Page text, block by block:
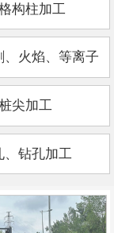
构柱加工
、火焰、等离子
尖加工
、钻孔加工